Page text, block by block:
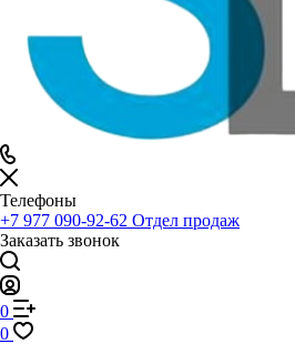
Телефоны
+7 977 090-92-62 Отдел продаж
Заказать звонок
0
0